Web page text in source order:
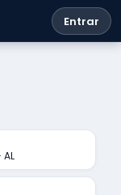
Entrar